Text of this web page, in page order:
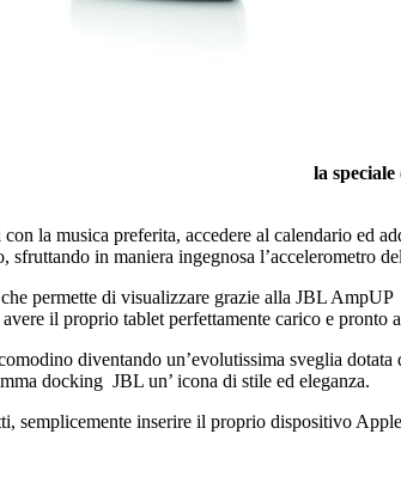
la
la musica preferita, accedere al calendario ed
in maniera ingegnosa l’accelerometro
permette di visualizzare grazie alla JBL
il proprio tablet perfettamente carico e pronto
diventando un’evolutissima sveglia
docking JBL un’ icona di stile ed eleganza.
inserire il proprio dispositivo